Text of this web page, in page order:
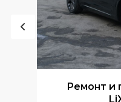
Ремонт и